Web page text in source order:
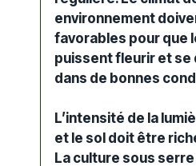
environnement
favorables pour que
puissentfleurir et se
dans de bonnes
L’intensité de la
et le sol doit être
La culture sous